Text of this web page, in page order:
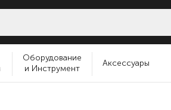
Оборудование
и Инструмент
Аксессуары